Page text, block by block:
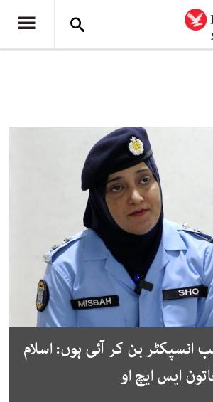
انسپکٹر بن کر آئی ہوں: اسلام
ایس ایچ او